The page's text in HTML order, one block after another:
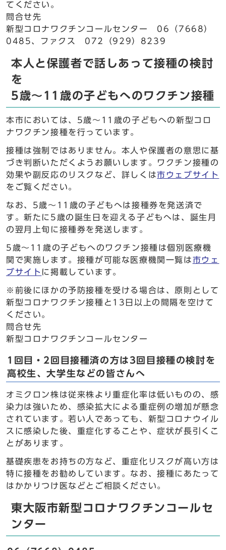
てください。
問合せ先
新型コロナワクチンコールセンター 06（7668）
0485、ファクス 072（929）8239
本人と保護者で話しあって接種の検討
を
5歳～11歳の子どもへのワクチン接種
本市においては、5歳～11歳の子どもへの新型コロ
ナワクチン接種を行っています。
接種は強制ではありません。本人や保護者の意思に基
づき判断いただくようお願いします。ワクチン接種の
効果や副反応のリスクなど、詳しくは市ウェブサイト
をご覧ください。
なお、5歳～11歳の子どもへは接種券を発送済で
す。新たに5歳の誕生日を迎える子どもへは、誕生月
の翌月上旬に接種券を発送します。
5歳～11歳の子どもへのワクチン接種は個別医療機
関で実施します。接種が可能な医療機関一覧は市ウェ
ブサイト に掲載しています。
※前後にほかの予防接種を受ける場合は、原則として
新型コロナワクチン接種と13日以上の間隔を空けて
ください。
問合せ先
新型コロナワクチンコールセンター
1回目・2回目接種済の方は3回目接種の検討を
高校生、大学生などの皆さんへ
オミクロン株は従来株より重症化率は低いものの、感
染力は強いため、感染拡大による重症例の増加が懸念
されています。若い人であっても、新型コロナウイル
スに感染した後、重症化することや、症状が長引くこ
とがあります。
基礎疾患をお持ちの方など、重症化リスクが高い方は
特に接種をお勧めしています。なお、接種にあたって
はかかりつけ医などとご相談ください。
東大阪市新型コロナワクチンコールセ
ンター